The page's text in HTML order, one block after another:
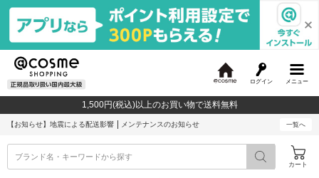
メニュー
ログイン
c
o
1,500円(税込)以上のお買い物で送料無料
【お知らせ】 地震による配送影響 メンテナンスのお知らせ 一覧へ
ブランド名・キーワードから探す
カート